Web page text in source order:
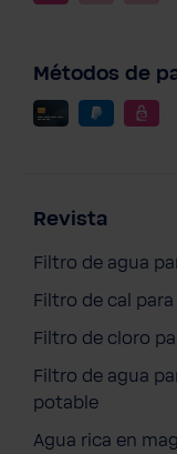
BWT One
30,60 €
Métodos de
Revista
Filtro de agua
Filtro de cal
Filtro de cloro
Filtro de agua
potable
Agua rica en